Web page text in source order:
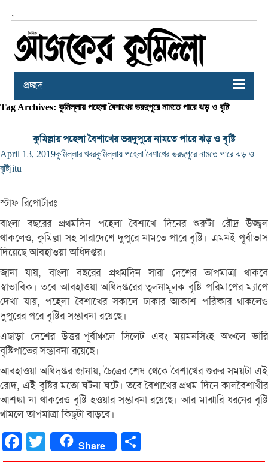
,
প্রচ্ছদ
Tag Archives: কুমিল্লায় পহেলা বৈশাখের ভরদুপুরে নামতে পারে ঝড় ও বৃষ্টি
কুমিল্লায় পহেলা বৈশাখের ভরদুপুরে নামতে পারে ঝড় ও বৃষ্টি
April 13, 2019কুমিল্লার খবরকুমিল্লায় পহেলা বৈশাখের ভরদুপুরে নামতে পারে ঝড় ও
বৃষ্টিjitu
স্টাফ রিপোর্টারঃ
বাংলা বছরের প্রথমদিন পহেলা বৈশাখে দিনের শুরুটা রৌদ্র উজ্জ্বল
থাকলেও, কুমিল্লা সহ সারাদেশে দুপুরে নামতে পারে বৃষ্টি। এমনই পূর্বাভাস
দিয়েছে আবহাওয়া অধিদপ্তর।
জানা যায়, বাংলা বছরের প্রথমদিন সারা দেশের তাপমাত্রা থাকবে
স্বাভাবিক। তবে আবহাওয়া অধিদপ্তরের তুলনামূলক বৃষ্টি পরিমাপের ম্যাপে
দেখা যায়, পহেলা বৈশাখের সকালে ঢাকার আকাশ পরিষ্কার থাকলেও
দুপুরের পরে বৃষ্টির সম্ভাবনা রয়েছে।
এছাড়া দেশের উত্তর-পূর্বাঞ্চলে সিলেট এবং ময়মনসিংহ অঞ্চলে ভারি
বৃষ্টিপাতের সম্ভাবনা রয়েছে।
আবহাওয়া অধিদপ্তর জানায়, চৈত্রের শেষ থেকে বৈশাখের শুরুর সময়টা এই
রোদ, এই বৃষ্টির মতো ঘটনা ঘটে। তবে বৈশাখের প্রথম দিনে কালবৈশাখীর
আশঙ্কা না থাকরেও বৃষ্টি হওয়ার সম্ভাবনা রয়েছে। আর মাঝারি ধরনের বৃষ্টি
থামলে তাপমাত্রা কিছুটা বাড়বে।
FacebookTwitter Share